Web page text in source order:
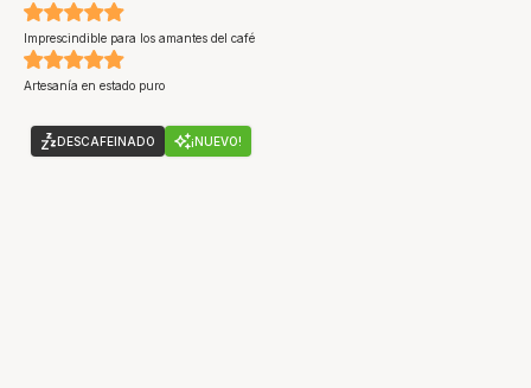
Imprescindible para los amantes del café
Artesanía en estado puro
DESCAFEINADO ¡NUEVO!